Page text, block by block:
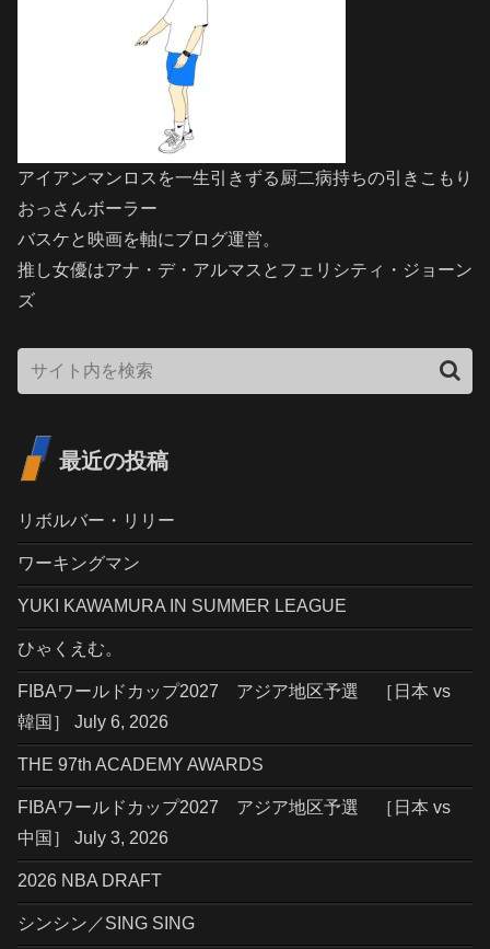
アイアンマンロスを一生引きずる厨二病持ちの引きこもり
おっさんボーラー
バスケと映画を軸にブログ運営。
推し女優はアナ・デ・アルマスとフェリシティ・ジョーン
ズ
最近の投稿
リボルバー・リリー
ワーキングマン
YUKI KAWAMURA IN SUMMER LEAGUE
ひゃくえむ。
FIBAワールドカップ2027 アジア地区予選 ［日本 vs
韓国］ July 6, 2026
THE 97th ACADEMY AWARDS
FIBAワールドカップ2027 アジア地区予選 ［日本 vs
中国］ July 3, 2026
2026 NBA DRAFT
シンシン／SING SING